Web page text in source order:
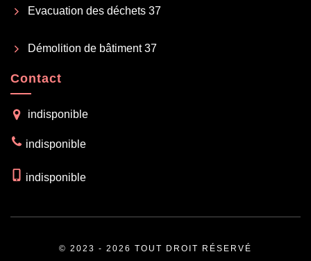
Evacuation des déchets 37
Démolition de bâtiment 37
Contact
indisponible
indisponible
indisponible
© 2023 - 2026 TOUT DROIT RÉSERVÉ